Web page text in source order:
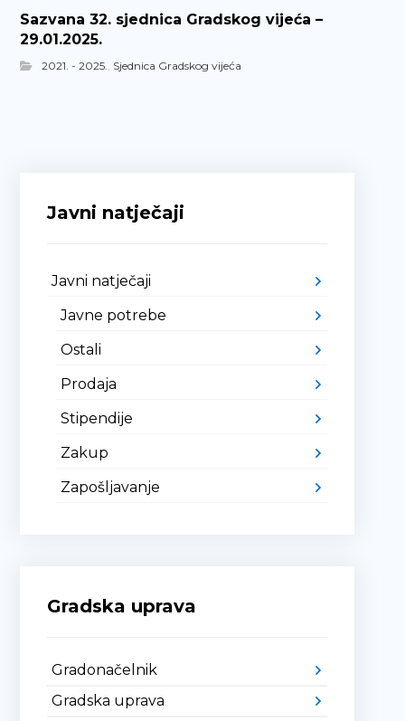
Sazvana 32. sjednica Gradskog vijeća –
29.01.2025.
2021. - 2025., Sjednica Gradskog vijeća
Javni natječaji
Javni natječaji
Javne potrebe
Ostali
Prodaja
Stipendije
Zakup
Zapošljavanje
Gradska uprava
Gradonačelnik
Gradska uprava